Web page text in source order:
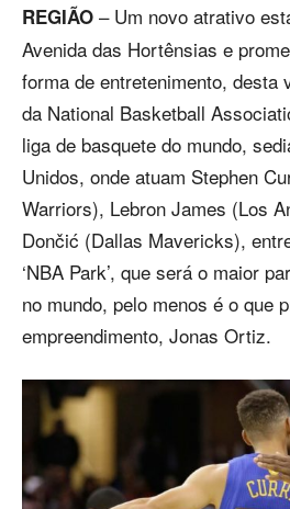
REGIÃO – Um novo atrativo
Avenida das Hortênsias e
forma de entretenimento, desta
da National Basketball
liga de basquete do mundo,
Unidos, onde atuam Stephen
Warriors), Lebron James (Los
Dončić (Dallas Mavericks),
‘NBA Park’, que será o maior
no mundo, pelo menos é o que
empreendimento, Jonas Ortiz.